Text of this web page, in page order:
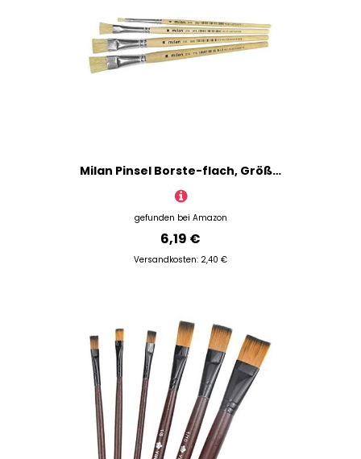
Milan Pinsel Borste-flach, Größe 12
gefunden bei Amazon
6,19 €
Versandkosten: 2,40 €